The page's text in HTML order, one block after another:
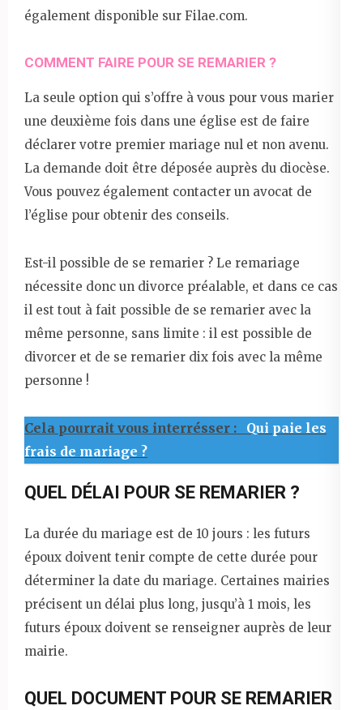
également disponible sur Filae.com.
COMMENT FAIRE POUR SE REMARIER ?
La seule option qui s’offre à vous pour vous marier
une deuxième fois dans une église est de faire
déclarer votre premier mariage nul et non avenu.
La demande doit être déposée auprès du diocèse.
Vous pouvez également contacter un avocat de
l’église pour obtenir des conseils.
Est-il possible de se remarier ? Le remariage
nécessite donc un divorce préalable, et dans ce cas
il est tout à fait possible de se remarier avec la
même personne, sans limite : il est possible de
divorcer et de se remarier dix fois avec la même
personne !
Cela pourrait vous interrésser :
Qui paie les
frais de mariage ?
QUEL DÉLAI POUR SE REMARIER ?
La durée du mariage est de 10 jours : les futurs
époux doivent tenir compte de cette durée pour
déterminer la date du mariage. Certaines mairies
précisent un délai plus long, jusqu’à 1 mois, les
futurs époux doivent se renseigner auprès de leur
mairie.
QUEL DOCUMENT POUR SE REMARIER